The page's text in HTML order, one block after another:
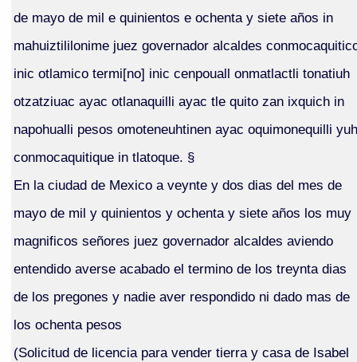
de mayo de mil e quinientos e ochenta y siete años in
mahuiztililonime juez governador alcaldes
inic otlamico termi[no] inic cenpouall onmatlactli tonatiuh
otzatziuac ayac otlanaquilli ayac tle quito zan ixquich in
napohualli pesos omoteneuhtinen ayac oquimonequilli yuh
conmocaquitique in tlatoque. §
En la ciudad de Mexico a veynte y dos dias del mes de
mayo de mil y quinientos y ochenta y siete años los muy
magnificos señores juez governador alcaldes aviendo
entendido averse acabado el termino de los treynta dias
de los pregones y nadie aver respondido ni dado mas de
los ochenta pesos
(Solicitud de licencia para vender tierra y casa de Isabel